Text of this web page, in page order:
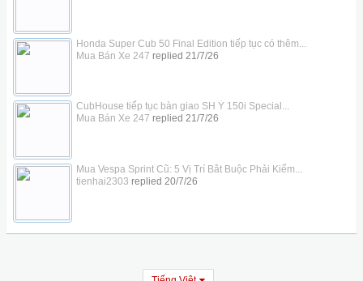
Honda Super Cub 50 Final Edition tiếp tục có thêm...
Mua Bán Xe 247 replied 21/7/26
CubHouse tiếp tục bàn giao SH Ý 150i Special...
Mua Bán Xe 247 replied 21/7/26
Mua Vespa Sprint Cũ: 5 Vị Trí Bắt Buộc Phải Kiểm...
tienhai2303 replied 20/7/26